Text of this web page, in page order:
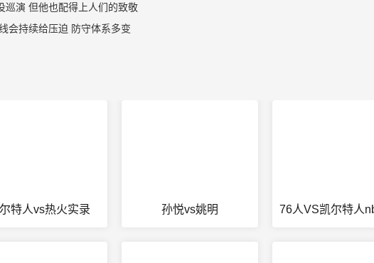
巡演 但他也配得上人们的致敬
会持续给压迫 防守体系多变
特人vs热火实录 孙悦vs姚明